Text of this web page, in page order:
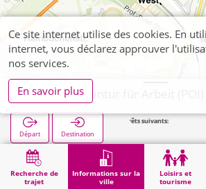
Recherche de
trajet
Informations sur la
ville
Loisirs et
tourisme
Aachen, Agentur für Arbeit (POI)
Départ Destination
Arrêts suivants:
Démarrage Informations sur la ville Administration Aachen,
Ce site internet utilise des cookies. En
internet, vous déclarez approuver
nos services.
En savoir plus